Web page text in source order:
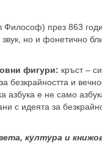
през 863
но и фонетично
фигури: кръст –
безкрайността и
азбука е не само
с идеята за
култура и